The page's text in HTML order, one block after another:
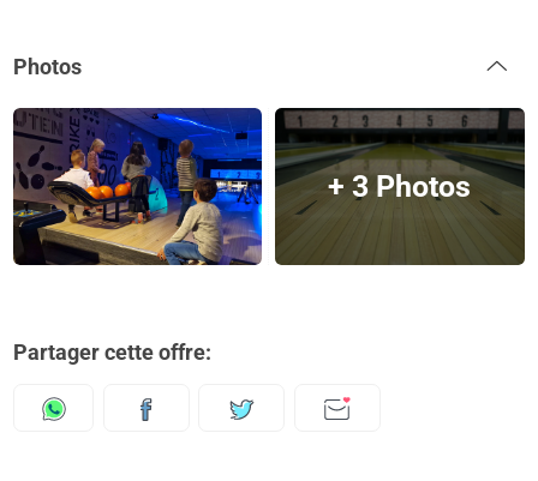
Photos
+ 3 Photos
Partager cette offre: